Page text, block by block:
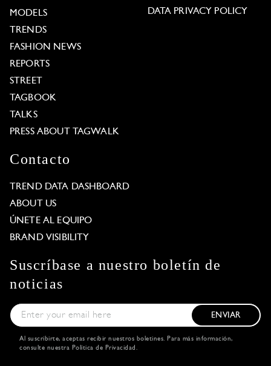
MODELS
TRENDS
FASHION NEWS
REPORTS
STREET
TAGBOOK
TALKS
PRESS ABOUT TAGWALK
DATA PRIVACY POLICY
Contacto
TREND DATA DASHBOARD
ABOUT US
ÚNETE AL EQUIPO
BRAND VISIBILITY
Suscríbase a nuestro boletín de
noticias
ENVIAR
Al suscribirte, aceptas recibir nuestros boletines. Para más información,
consulte nuestra Política de Privacidad .